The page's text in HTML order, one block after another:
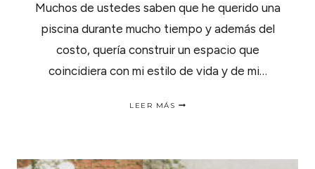
Muchos de ustedes saben que he querido una
piscina durante mucho tiempo y además del
costo, quería construir un espacio que
coincidiera con mi estilo de vida y de mi…
LEER MÁS
Y